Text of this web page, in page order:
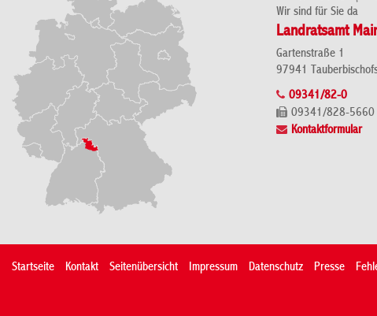
Wir sind für Sie da
Landratsamt
Gartenstraße 1
97941
09341/82-0
09341/828-5660
Kontaktformular
Startseite Kontakt Seitenübersicht Impressum Datenschutz Presse